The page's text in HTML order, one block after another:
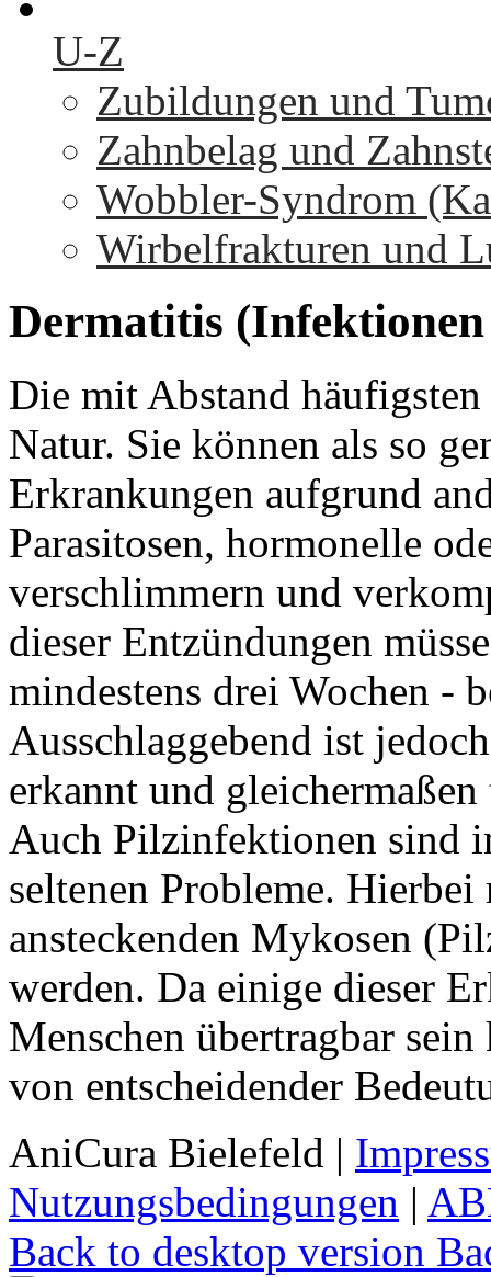
U-Z
Zubildungen und
Zahnbelag und
Wobbler-Syndrom
Wirbelfrakturen und
Dermatitis (Infektionen
Die mit Abstand
Natur. Sie können als so
Erkrankungen aufgrund
Parasitosen, hormonelle
verschlimmern und
dieser Entzündungen
mindestens drei Wochen -
Ausschlaggebend ist
erkannt und
Auch Pilzinfektionen sind
seltenen Probleme.
ansteckenden Mykosen
werden. Da einige dieser
Menschen übertragbar
von entscheidender
AniCura Bielefeld |
Nutzungsbedingungen |
Back to desktop version